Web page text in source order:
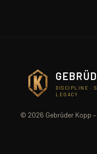
DISCIPLINE ·
LEGACY
© 2026 Gebrüder Kopp